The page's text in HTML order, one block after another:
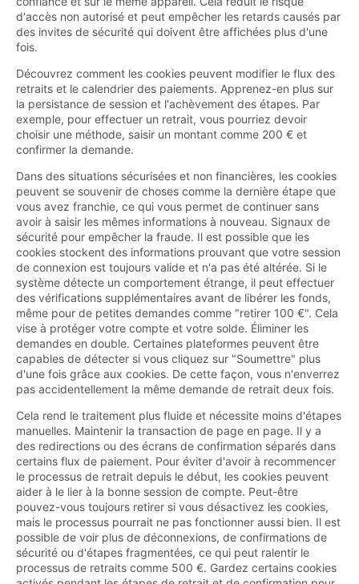
d'accès non autorisé et peut empêcher les retards causés par
des invites de sécurité qui doivent être affichées plus d'une
fois.
Découvrez comment les cookies peuvent modifier le flux des
retraits et le calendrier des paiements. Apprenez-en plus sur
la persistance de session et l'achèvement des étapes. Par
exemple, pour effectuer un retrait, vous pourriez devoir
choisir une méthode, saisir un montant comme 200 € et
confirmer la demande.
Dans des situations sécurisées et non financières, les cookies
peuvent se souvenir de choses comme la dernière étape que
vous avez franchie, ce qui vous permet de continuer sans
avoir à saisir les mêmes informations à nouveau. Signaux de
sécurité pour empêcher la fraude. Il est possible que les
cookies stockent des informations prouvant que votre session
de connexion est toujours valide et n'a pas été altérée. Si le
système détecte un comportement étrange, il peut effectuer
des vérifications supplémentaires avant de libérer les fonds,
même pour de petites demandes comme "retirer 100 €". Cela
vise à protéger votre compte et votre solde. Éliminer les
demandes en double. Certaines plateformes peuvent être
capables de détecter si vous cliquez sur "Soumettre" plus
d'une fois grâce aux cookies. De cette façon, vous n'enverrez
pas accidentellement la même demande de retrait deux fois.
Cela rend le traitement plus fluide et nécessite moins d'étapes
manuelles. Maintenir la transaction de page en page. Il y a
des redirections ou des écrans de confirmation séparés dans
certains flux de paiement. Pour éviter d'avoir à recommencer
le processus de retrait depuis le début, les cookies peuvent
aider à le lier à la bonne session de compte. Peut-être
pouvez-vous toujours retirer si vous désactivez les cookies,
mais le processus pourrait ne pas fonctionner aussi bien. Il est
possible de voir plus de déconnexions, de confirmations de
sécurité ou d'étapes fragmentées, ce qui peut ralentir le
processus de retraits comme 500 €. Gardez certains cookies